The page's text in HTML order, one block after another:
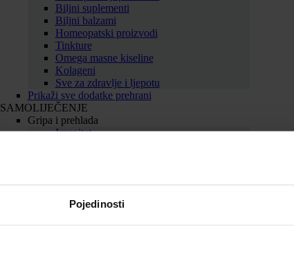
Pojedinosti
Biljni suplementi
Biljni balzami
Homeopatski proizvodi
Tinkture
Omega masne kiseline
Kolageni
Sve za zdravlje i ljepotu
Prikaži sve dodatke prehrani
SAMOLIJEČENJE
Gripa i prehlada
Imunitet
Srce